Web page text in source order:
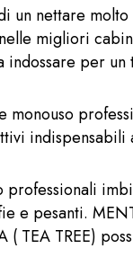
un nettare
migliori
indossare per
monouso
professionali
e pesanti.
( TEA TREE)